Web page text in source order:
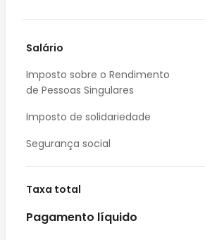
Salário
Imposto sobre o Rendimento
de Pessoas Singulares
Imposto de solidariedade
Segurança social
Taxa total
Pagamento líquido